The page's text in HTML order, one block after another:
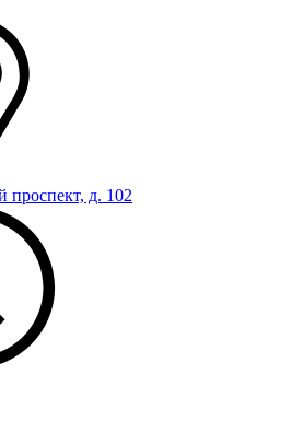
проспект, д. 102